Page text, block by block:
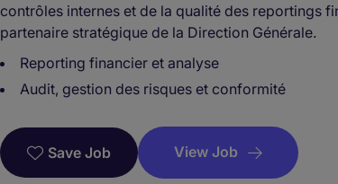
contrôles internes et de la qualité des reportings
partenaire stratégique de la Direction Générale.
Reporting financier et analyse
Audit, gestion des risques et conformité
Save Job View Job